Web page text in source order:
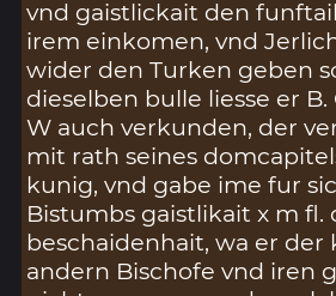
vnd gaistlickait den
irem einkomen, vnd
wider den Turken geben
dieselben bulle liesse er
W auch verkunden, der
mit rath seines
kunig, vnd gabe ime fur
Bistumbs gaistlikait x m fl.
beschaidenhait, wa er der
andern Bischofe vnd iren